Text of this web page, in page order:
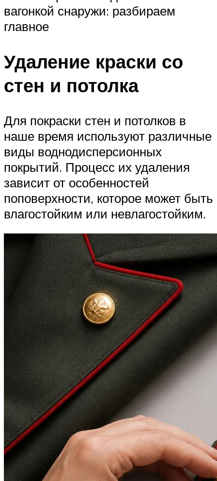
вагонкой снаружи: разбираем
главное
Удаление краски со
стен и потолка
Для покраски стен и потолков в
наше время используют различные
виды воднодисперсионных
покрытий. Процесс их удаления
зависит от особенностей
поповерхности, которое может быть
влагостойким или невлагостойким.